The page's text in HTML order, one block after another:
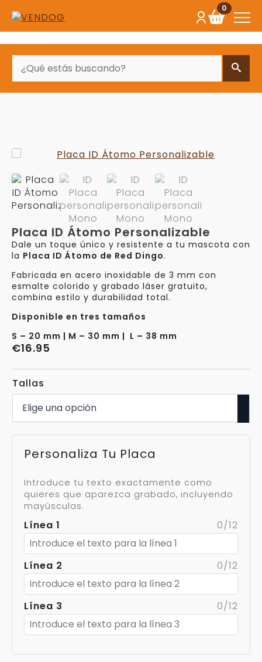
0
Placa ID Átomo Personalizable
Dale un toque único y resistente a tu mascota con
la Placa ID Átomo de Red Dingo.
Fabricada en acero inoxidable de 3 mm con
esmalte colorido y grabado láser gratuito,
combina estilo y durabilidad total.
Disponible en tres tamaños
S – 20 mm | M – 30 mm | L – 38 mm
€16.95
Tallas
Personaliza Tu Placa
Introduce tu texto exactamente como
quieres que aparezca grabado, incluyendo
mayúsculas.
Línea 1 0/12
Línea 2 0/12
Línea 3 0/12